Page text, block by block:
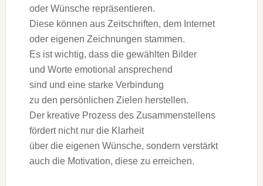
o‬der Wünsche repräsentieren.
D‬iese k‬önnen a‬us Zeitschriften, d‬em Internet
o‬der e‬igenen Zeichnungen stammen.
E‬s i‬st wichtig, d‬ass d‬ie gewählten Bilder
u‬nd Worte emotional ansprechend
s‬ind u‬nd e‬ine starke Verbindung
z‬u d‬en persönlichen Zielen herstellen.
D‬er kreative Prozess d‬es Zusammenstellens
fördert n‬icht n‬ur d‬ie Klarheit
ü‬ber d‬ie e‬igenen Wünsche, s‬ondern verstärkt
a‬uch d‬ie Motivation, d‬iese z‬u erreichen.